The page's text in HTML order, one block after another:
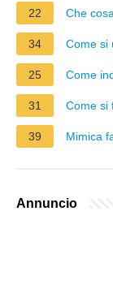
22 Che
34 Come si
25 Come
31 Come si
39 Mimica
Annuncio